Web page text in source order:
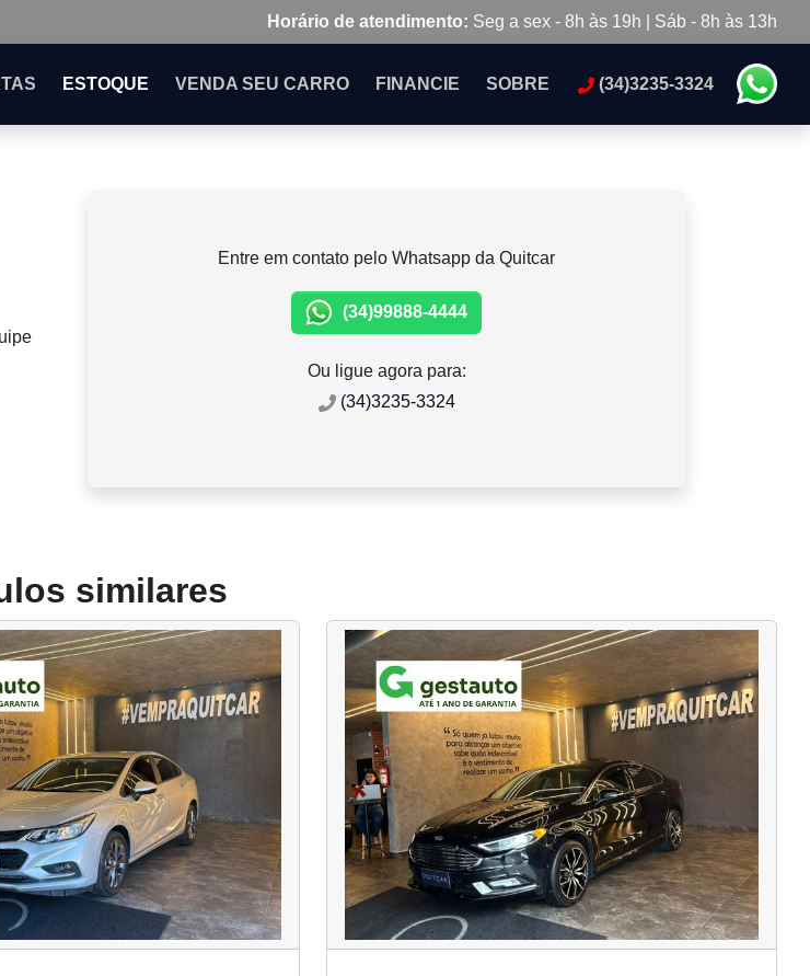
Horário de atendimento: Seg a sex - 8h às 19h | Sáb - 8h às 13h
ESTOQUE VENDA SEU CARRO FINANCIE SOBRE (34)3235-3324
Entre em contato pelo Whatsapp da Quitcar
(34)99888-4444
Ou ligue agora para:
(34)3235-3324
similares